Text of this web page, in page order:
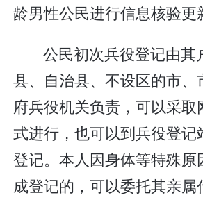
龄男性公民进行信息核验更
公民初次兵役登记由其
县、自治县、不设区的市、
府兵役机关负责，可以采取
式进行，也可以到兵役登记
登记。本人因身体等特殊原
成登记的，可以委托其亲属